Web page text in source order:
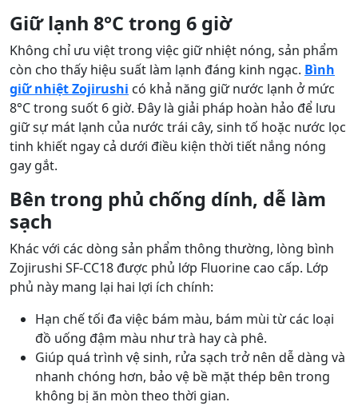
Giữ lạnh 8°C trong 6 giờ
Không chỉ ưu việt trong việc giữ nhiệt nóng, sản phẩm
còn cho thấy hiệu suất làm lạnh đáng kinh ngạc. Bình
giữ nhiệt Zojirushi có khả năng giữ nước lạnh ở mức
8°C trong suốt 6 giờ. Đây là giải pháp hoàn hảo để lưu
giữ sự mát lạnh của nước trái cây, sinh tố hoặc nước lọc
tinh khiết ngay cả dưới điều kiện thời tiết nắng nóng
gay gắt.
Bên trong phủ chống dính, dễ làm
sạch
Khác với các dòng sản phẩm thông thường, lòng bình
Zojirushi SF-CC18 được phủ lớp Fluorine cao cấp. Lớp
phủ này mang lại hai lợi ích chính:
Hạn chế tối đa việc bám màu, bám mùi từ các loại
đồ uống đậm màu như trà hay cà phê.
Giúp quá trình vệ sinh, rửa sạch trở nên dễ dàng và
nhanh chóng hơn, bảo vệ bề mặt thép bên trong
không bị ăn mòn theo thời gian.